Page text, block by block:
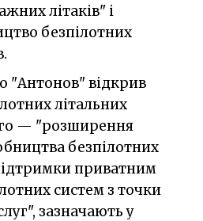
літаків" і
безпілотних
"Антонов" відкрив
літальних
— "розширення
безпілотних
приватним
систем з точки
зазначають у